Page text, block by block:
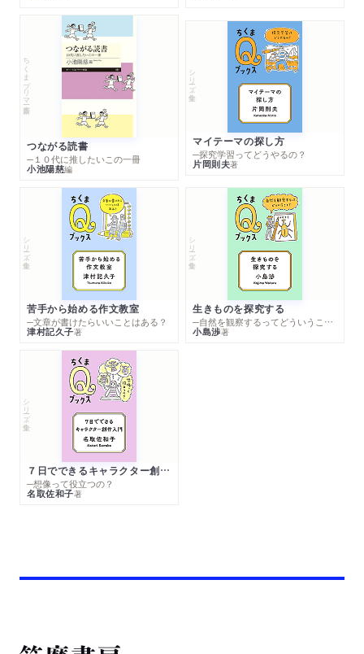
ちくまプリマー新書
つながる読書
─１０代に推したいこの一冊
小池陽慈編
シリーズ・全集
マイテーマの探し方
─探究学習ってどうやるの？
片岡則夫著
シリーズ・全集
苦手から始める作文教室
─文章が書けたらいいことはある？
津村記久子著
シリーズ・全集
生きものを探究する
─自然を観察するってどういうこと？
小島渉著
シリーズ・全集
７日でできるキャラクター創作入門
─想像って役立つの？
名取佐和子著